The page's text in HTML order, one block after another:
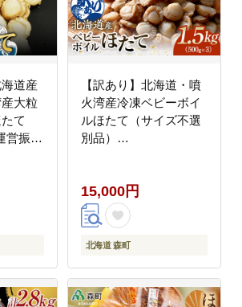
海道産
大粒
て
営振興
魚貝
北海道
【訳あり】北海道・噴
火湾産冷凍ベビーボイ
ルほたて（サイズ不選
別品）
ほたて 帆立 mr1-0910
15,000円
北海道 森町